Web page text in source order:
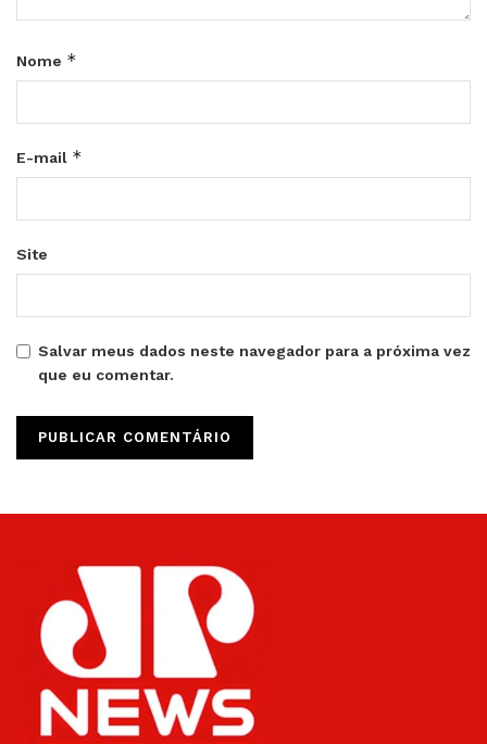
Nome *
E-mail *
Site
Salvar meus dados neste navegador para a próxima vez
que eu comentar.